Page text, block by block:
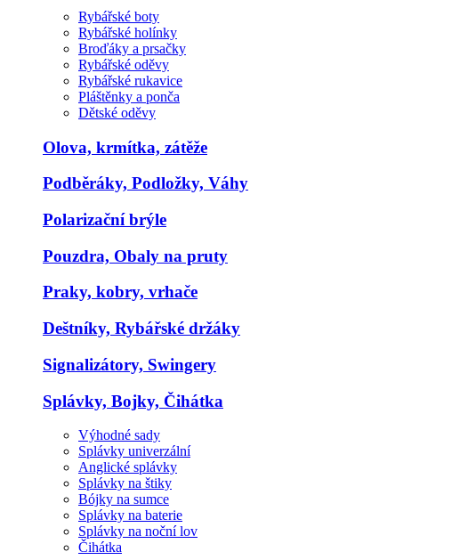
Rybářské boty
Rybářské holínky
Broďáky a prsačky
Rybářské oděvy
Rybářské rukavice
Pláštěnky a ponča
Dětské oděvy
Olova, krmítka, zátěže
Podběráky, Podložky, Váhy
Polarizační brýle
Pouzdra, Obaly na pruty
Praky, kobry, vrhače
Deštníky, Rybářské držáky
Signalizátory, Swingery
Splávky, Bojky, Čihátka
Výhodné sady
Splávky univerzální
Anglické splávky
Splávky na štiky
Bójky na sumce
Splávky na baterie
Splávky na noční lov
Čihátka